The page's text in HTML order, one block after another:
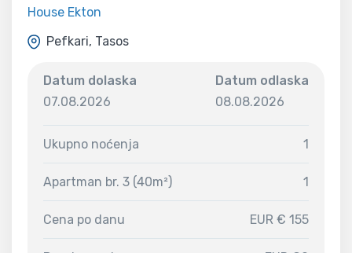
House Ekton
Pefkari, Tasos
Datum dolaska
07.08.2026
Datum odlaska
08.08.2026
Ukupno noćenja 1
Apartman br. 3 (40m²) 1
Cena po danu EUR € 155